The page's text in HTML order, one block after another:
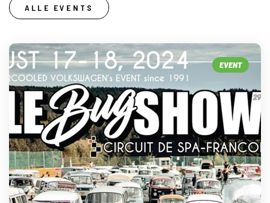
ALLE EVENTS
EVENT